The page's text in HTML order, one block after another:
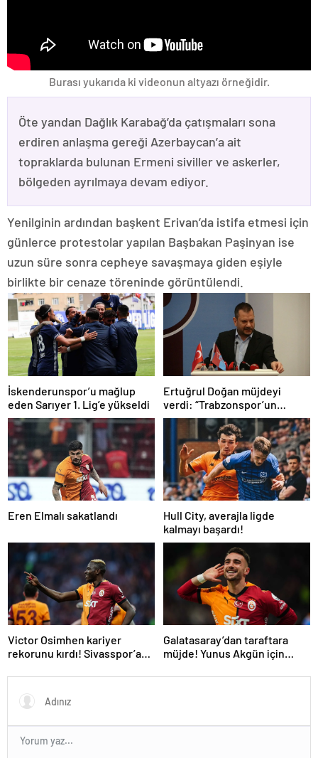
Burası yukarıda ki videonun altyazı örneğidir.
Öte yandan Dağlık Karabağ’da çatışmaları sona
erdiren anlaşma gereği Azerbaycan’a ait
topraklarda bulunan Ermeni siviller ve askerler,
bölgeden ayrılmaya devam ediyor.
Yenilginin ardından başkent Erivan’da istifa etmesi için
günlerce protestolar yapılan Başbakan Paşinyan ise
uzun süre sonra cepheye savaşmaya giden eşiyle
birlikte bir cenaze töreninde görüntülendi.
İskenderunspor’u mağlup
eden Sarıyer 1. Lig’e yükseldi
Ertuğrul Doğan müjdeyi
verdi: “Trabzonspor’un
tarihini toptan
değiştireceğine
inanıyorum…”
Eren Elmalı sakatlandı
Hull City, averajla ligde
kalmayı başardı!
Victor Osimhen kariyer
rekorunu kırdı! Sivasspor’a
Galatasaray’dan taraftara
müjde! Yunus Akgün için
maaşı…